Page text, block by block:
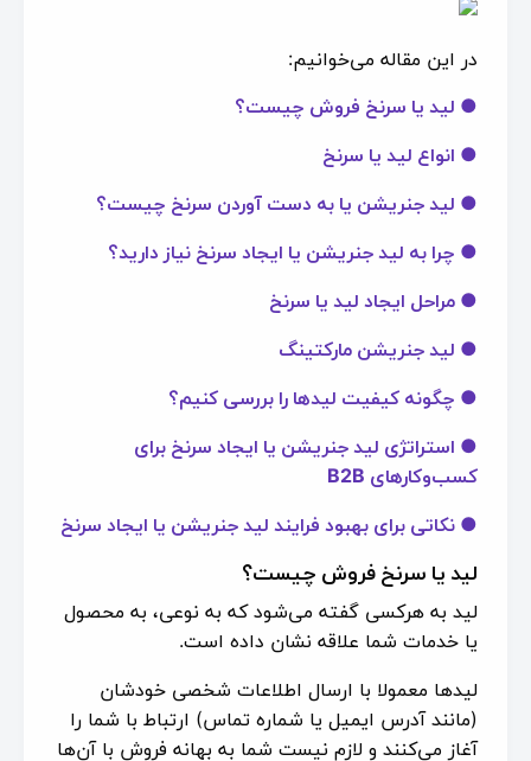
در این مقاله می‌خوانیم:
● لید یا سرنخ فروش چیست؟
● انواع لید یا سرنخ
● لید جنریشن یا به دست آوردن سرنخ چیست؟
● چرا به لید جنریشن یا ایجاد سرنخ نیاز دارید؟
● مراحل ایجاد لید یا سرنخ
● لید جنریشن مارکتینگ
● چگونه کیفیت لیدها را بررسی کنیم؟
● استراتژی لید جنریشن یا ایجاد سرنخ برای
کسب‌وکارهای B2B
● نکاتی برای بهبود فرایند لید جنریشن یا ایجاد سرنخ
لید یا سرنخ فروش چیست؟
لید به هرکسی گفته می‌شود که به نوعی، به محصول
یا خدمات شما علاقه نشان داده است.
لیدها معمولا با ارسال اطلاعات شخصی خودشان
(مانند آدرس ایمیل یا شماره تماس) ارتباط با شما را
آغاز می‌کنند و لازم نیست شما به بهانه فروش با آن‌ها